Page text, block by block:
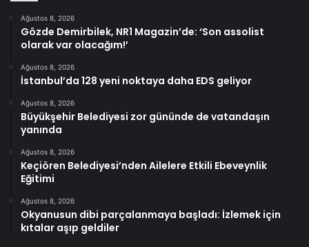
Ağustos 8, 2026
Gözde Demirbilek, NR1 Magazin’de: ‘Son assolist
olarak var olacağım!’
Ağustos 8, 2026
İstanbul’da 128 yeni noktaya daha EDS geliyor
Ağustos 8, 2026
Büyükşehir Belediyesi zor gününde de vatandaşın
yanında
Ağustos 8, 2026
Keçiören Belediyesi’nden Ailelere Etkili Ebeveynlik
Eğitimi
Ağustos 8, 2026
Okyanusun dibi parçalanmaya başladı: İzlemek için
kıtalar aşıp geldiler